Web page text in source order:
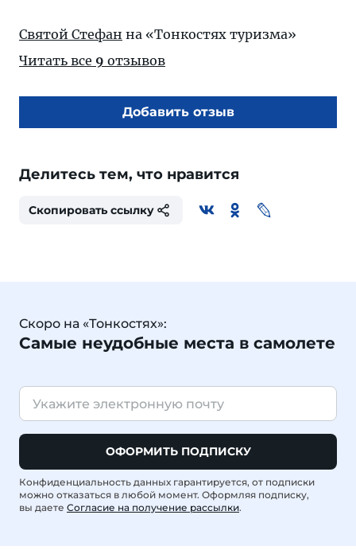
Святой Стефан на «Тонкостях туризма»
Читать все 9 отзывов
Добавить отзыв
Делитесь тем, что нравится
Скопировать ссылку
Скоро на «Тонкостях»:
Самые неудобные места в самолете
ОФОРМИТЬ ПОДПИСКУ
Конфиденциальность данных гарантируется, от подписки
можно отказаться в любой момент. Оформляя подписку,
вы даете Согласие на получение рассылки.